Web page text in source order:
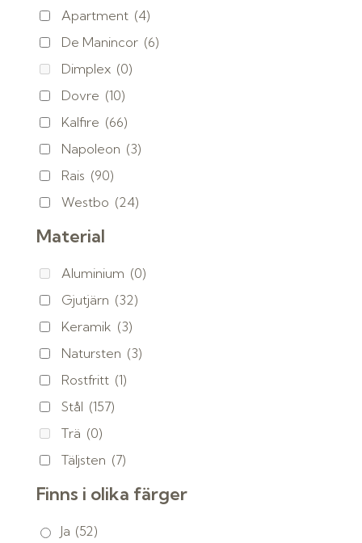
Apartment (4)
De Manincor (6)
Dimplex (0)
Dovre (10)
Kalfire (66)
Napoleon (3)
Rais (90)
Westbo (24)
Material
Aluminium (0)
Gjutjärn (32)
Keramik (3)
Natursten (3)
Rostfritt (1)
Stål (157)
Trä (0)
Täljsten (7)
Finns i olika färger
Ja (52)